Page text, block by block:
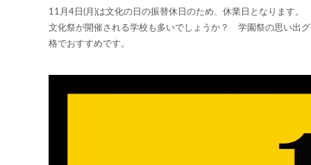
11月4日(月)は文化の日の振替休日のため、休業日となります。
文化祭が開催される学校も多いでしょうか？ 学園祭の思い出
格でおすすめです。